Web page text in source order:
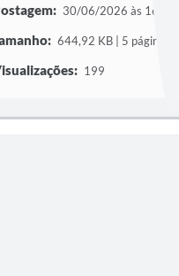
30/06/2026 às 16h00
644,92 KB | 5 páginas
199